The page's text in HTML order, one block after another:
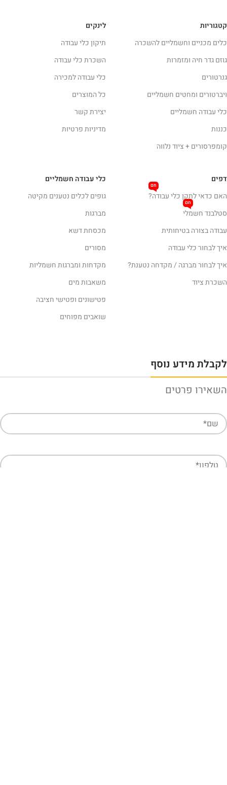
לינקים
תיקון כלי עבודה
השכרת כלי עבודה
כלי עבודה למכירה
כל המוצרים
יצירת קשר
מדיניות פרטיות
קטגוריות
כלים מכניים וחשמליים להשכרה
גוזם גדר חיה ומזמרות
גנרטורים
ויברטורים ומחטים חשמליים
כלי עבודה חשמליים
כננות
קומפרסורים + ציוד נלווה
כלי עבודה חשמליים
גופים לכלים נטענים מקיטה
מברגות
מכסחת דשא
מסורים
מקדחות ומברגות חשמליות
משאבות מים
פטישונים ופטישי חציבה
שואבים מפוחים
דפים
האם כדאי לתקן כלי עבודה?
חם
סטלבנד חשמלי
חם
עבודה בצורה בטיחותית
איך לבחור כלי עבודה
איך לבחור מברגה / מקדחה נטענת?
השכרת ציוד
לקבלת מידע נוסף
השאירו פרטים